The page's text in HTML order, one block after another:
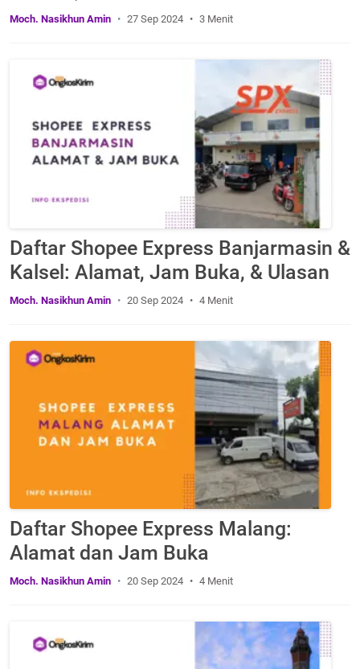
Moch. Nasikhun Amin 27 Sep 2024 3 Menit
Daftar Shopee Express Banjarmasin &
Kalsel: Alamat, Jam Buka, & Ulasan
Moch. Nasikhun Amin 20 Sep 2024 4 Menit
Daftar Shopee Express Malang:
Alamat dan Jam Buka
Moch. Nasikhun Amin 20 Sep 2024 4 Menit